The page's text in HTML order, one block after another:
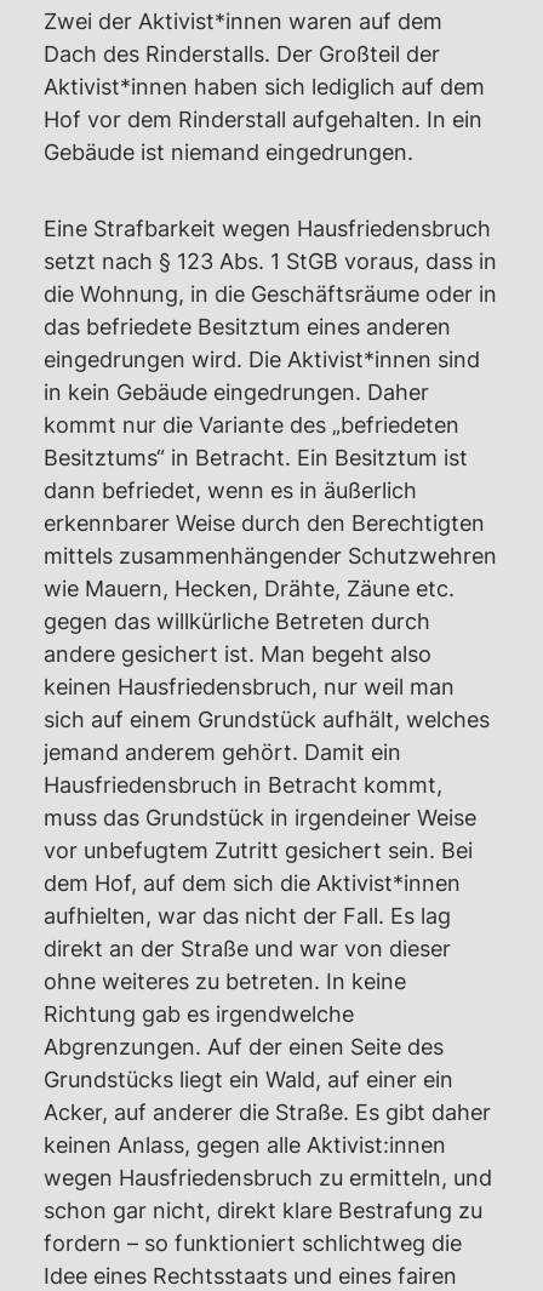
Zwei der Aktivist*innen waren auf dem
Dach des Rinderstalls. Der Großteil der
Aktivist*innen haben sich lediglich auf dem
Hof vor dem Rinderstall aufgehalten. In ein
Gebäude ist niemand eingedrungen.
Eine Strafbarkeit wegen Hausfriedensbruch
setzt nach § 123 Abs. 1 StGB voraus, dass in
die Wohnung, in die Geschäftsräume oder in
das befriedete Besitztum eines anderen
eingedrungen wird. Die Aktivist*innen sind
in kein Gebäude eingedrungen. Daher
kommt nur die Variante des „befriedeten
Besitztums“ in Betracht. Ein Besitztum ist
dann befriedet, wenn es in äußerlich
erkennbarer Weise durch den Berechtigten
mittels zusammenhängender Schutzwehren
wie Mauern, Hecken, Drähte, Zäune etc.
gegen das willkürliche Betreten durch
andere gesichert ist. Man begeht also
keinen Hausfriedensbruch, nur weil man
sich auf einem Grundstück aufhält, welches
jemand anderem gehört. Damit ein
Hausfriedensbruch in Betracht kommt,
muss das Grundstück in irgendeiner Weise
vor unbefugtem Zutritt gesichert sein. Bei
dem Hof, auf dem sich die Aktivist*innen
aufhielten, war das nicht der Fall. Es lag
direkt an der Straße und war von dieser
ohne weiteres zu betreten. In keine
Richtung gab es irgendwelche
Abgrenzungen. Auf der einen Seite des
Grundstücks liegt ein Wald, auf einer ein
Acker, auf anderer die Straße. Es gibt daher
keinen Anlass, gegen alle Aktivist:innen
wegen Hausfriedensbruch zu ermitteln, und
schon gar nicht, direkt klare Bestrafung zu
fordern – so funktioniert schlichtweg die
Idee eines Rechtsstaats und eines fairen